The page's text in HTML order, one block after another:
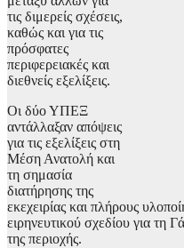
τις διμερείς σχέσεις,
καθώς και για τις
πρόσφατες
περιφερειακές και
διεθνείς εξελίξεις.
Οι δύο ΥΠΕΞ
αντάλλαξαν απόψεις
για τις εξελίξεις στη
Μέση Ανατολή και
τη σημασία
διατήρησης της
εκεχειρίας και πλήρους
ειρηνευτικού σχεδίου για τη
της περιοχής.